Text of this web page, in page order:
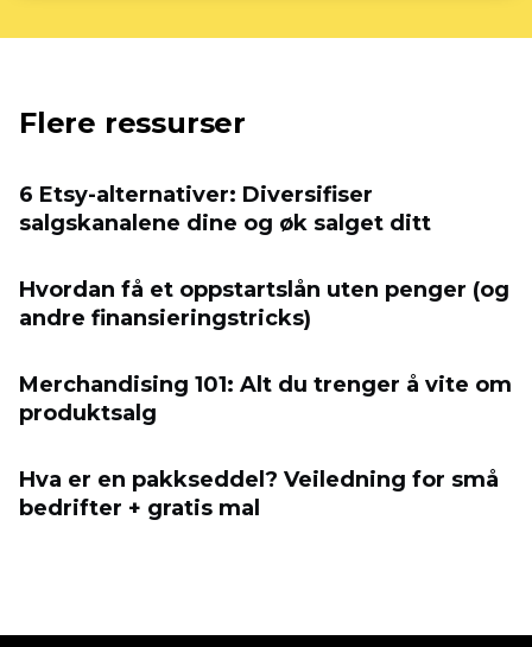
Flere ressurser
6 Etsy-alternativer: Diversifiser
salgskanalene dine og øk salget ditt
Hvordan få et oppstartslån uten penger (og
andre finansieringstricks)
Merchandising 101: Alt du trenger å vite om
produktsalg
Hva er en pakkseddel? Veiledning for små
bedrifter + gratis mal